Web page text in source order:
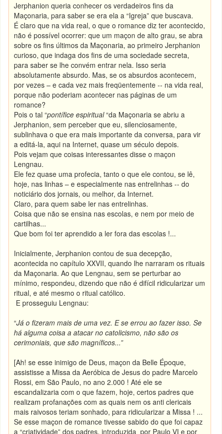
Jerphanion queria conhecer os verdadeiros fins da
Maçonaria, para saber se era ela a “Igreja” que buscava.
É claro que na vida real, o que o romance diz ter acontecido,
não é possível ocorrer: que um maçon de alto grau, se abra
sobre os fins últimos da Maçonaria, ao primeiro Jerphanion
curioso, que indaga dos fins de uma sociedade secreta,
para saber se lhe convém entrar nela. Isso seria
absolutamente absurdo. Mas, se os absurdos acontecem,
por vezes – e cada vez mais freqüentemente -- na vida real,
porque não poderiam acontecer nas páginas de um
romance?
Pois o tal “pontífice espiritual“da Maçonaria se abriu a
Jerphanion, sem perceber que eu, silenciosamente,
sublinhava o que era mais importante da conversa, para vir
a editá-la, aqui na Internet, quase um século depois.
Pois vejam que coisas interessantes disse o maçon
Lengnau.
Ele fez quase uma profecia, tanto o que ele contou, se lê,
hoje, nas linhas – e especialmente nas entrelinhas -- do
noticiário dos jornais, ou melhor, da Internet.
Claro, para quem sabe ler nas entrelinhas.
Coisa que não se ensina nas escolas, e nem por meio de
cartilhas...
Que bom foi ter aprendido a ler fora das escolas !...
Inicialmente, Jerphanion contou de sua decepção,
acontecida no capítulo XXVII, quando lhe narraram os rituais
da Maçonaria. Ao que Lengnau, sem se perturbar ao
mínimo, respondeu, dizendo que não é difícil ridicularizar um
ritual, e até mesmo o ritual católico.
E prosseguiu Lengnau:
“Já o fizeram mais de uma vez. E se errou ao fazer isso. Se
há alguma coisa a atacar no catolicismo, não são os
cerimoniais, que são magníficos...”
[Ah! se esse inimigo de Deus, maçon da Belle Époque,
assistisse a Missa da Aeróbica de Jesus do padre Marcelo
Rossi, em São Paulo, no ano 2.000 ! Até ele se
escandalizaria com o que fazem, hoje, certos padres que
realizam profanações com as quais nem os anti clericais
mais raivosos teriam sonhado, para ridicularizar a Missa ! ...
Se esse maçon de romance tivesse sabido do que foi capaz
a “criatividade” dos padres, introduzida por Paulo VI e por